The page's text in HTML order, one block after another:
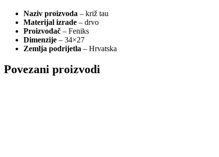
Naziv proizvoda – križ tau
Materijal izrade – drvo
Proizvođač – Feniks
Dimenzije – 34×27
Zemlja podrijetla – Hrvatska
Povezani proizvodi